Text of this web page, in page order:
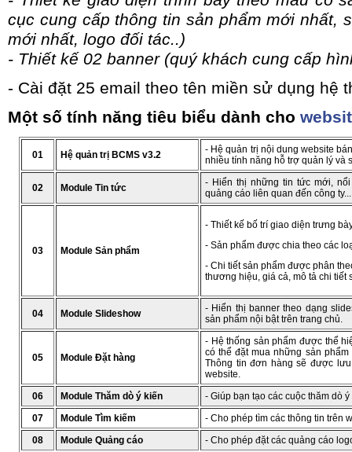
cục cung cấp thông tin sản phẩm mới nhất,
mới nhất, logo đối tác..)
- Thiết kế 02 banner (quý khách cung cấp
- Cài đặt 25 email theo tên miền sử dụng hệ
Một số tính năng tiêu biểu dành cho
01 Hệ quản trị BCMS v3.2
- Hệ quản trị nội dung website
nhiều tính năng hỗ trợ quản lý và
02 Module Tin tức
- Hiển thị những tin tức mới,
quảng cáo liên quan đến công ty...
03 Module Sản phẩm
- Thiết kế bố trí giao diện trưng
- Sản phẩm được chia theo các
- Chi tiết sản phẩm được phân
thương hiệu, giá cả, mô tả chi tiết
04 Module Slideshow
- Hiển thị banner theo dạng
sản phẩm nội bật trên trang chủ.
05 Module Đặt hàng
- Hệ thống sản phẩm được thể
có thể đặt mua những sản
Thông tin đơn hàng sẽ được
website.
06
Module Thăm dò ý kiến - Giúp bạn tạo các cuộc thăm dò
07
Module Tìm kiếm
- Cho phép tìm các thông tin trên
08
Module Quảng cáo - Cho phép đặt các quảng cáo